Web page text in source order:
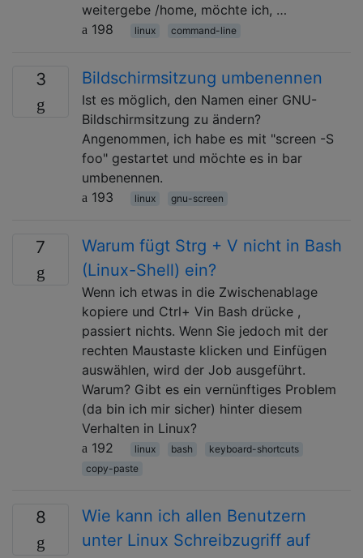
weitergebe /home, möchte ich, …
198
linux command-line
3 Bildschirmsitzung umbenennen
Ist es möglich, den Namen einer GNU-
Bildschirmsitzung zu ändern?
Angenommen, ich habe es mit "screen -S
foo" gestartet und möchte es in bar
umbenennen.
193
linux gnu-screen
7
Warum fügt Strg + V nicht in Bash
(Linux-Shell) ein?
Wenn ich etwas in die Zwischenablage
kopiere und Ctrl+ Vin Bash drücke ,
passiert nichts. Wenn Sie jedoch mit der
rechten Maustaste klicken und Einfügen
auswählen, wird der Job ausgeführt.
Warum? Gibt es ein vernünftiges Problem
(da bin ich mir sicher) hinter diesem
Verhalten in Linux?
192
linux bash
keyboard-shortcuts
copy-paste
8
Wie kann ich allen Benutzern
unter Linux Schreibzugriff auf